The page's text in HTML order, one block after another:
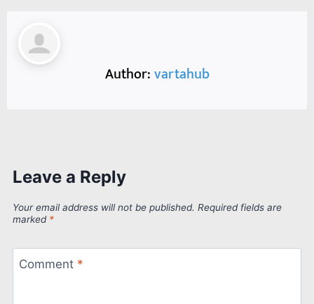
Author:vartahub
Leave a Reply
Your email address will not be published. Required fields are
marked *
Comment *